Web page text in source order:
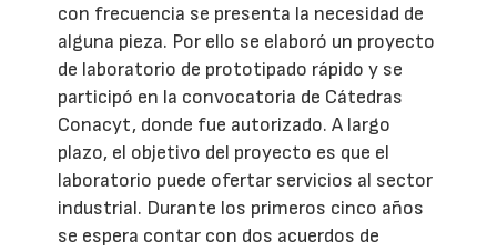
con frecuencia se presenta la necesidad de
alguna pieza. Por ello se elaboró un proyecto
de laboratorio de prototipado rápido y se
participó en la convocatoria de Cátedras
Conacyt, donde fue autorizado. A largo
plazo, el objetivo del proyecto es que el
laboratorio puede ofertar servicios al sector
industrial. Durante los primeros cinco años
se espera contar con dos acuerdos de